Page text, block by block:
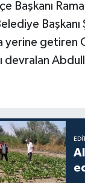
Başkanı
Başkanı
yerine
devralan